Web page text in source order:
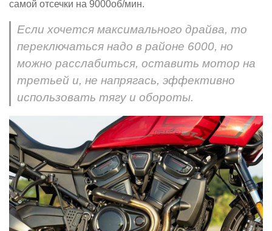
самой отсечки на 9000об/мин.
Если хочется максимального драйва, то
переключаться надо в районе 6000, но
можно расслабиться, оставить мотор на
третьей и, не напрягась, эффективно
использовать тягу и обороты.